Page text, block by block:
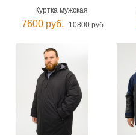
Куртка мужская
7600 руб. 10800 руб.